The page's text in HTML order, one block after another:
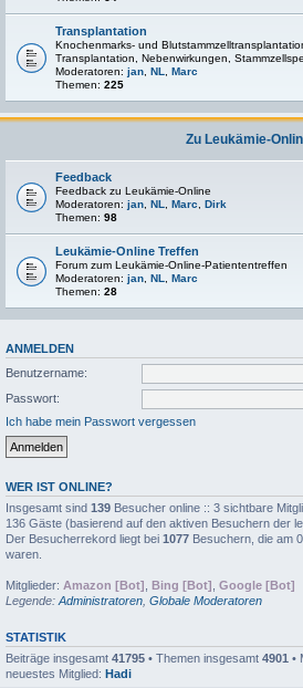
Transplantation
Knochenmarks- und
Transplantation, Nebenwirkungen,
Moderatoren: jan NL
Marc
Themen: 225
Zu Leukämie-
Feedback
Feedback zu Leukämie-Online
Moderatoren: jan NL Marc
Dirk
Themen: 98
Leukämie-Online Treffen
Forum zum Leukämie-Online-Patiententreffen
Moderatoren: jan NL
Marc
Themen: 28
ANMELDEN
Benutzername:
Passwort:
Ich habe mein Passwort vergessen
WER IST ONLINE?
Insgesamt sind 139 Besucher online :: 3 sichtbare
136 Gäste (basierend auf den aktiven Besuchern der
Der Besucherrekord liegt bei 1077 Besuchern, die am
waren.
Mitglieder: Amazon [Bot] Bing [Bot] Google [Bot]
Legende: Administratoren Globale Moderatoren
STATISTIK
Beiträge insgesamt 41795 • Themen insgesamt 4901 •
neuestes Mitglied: Hadi